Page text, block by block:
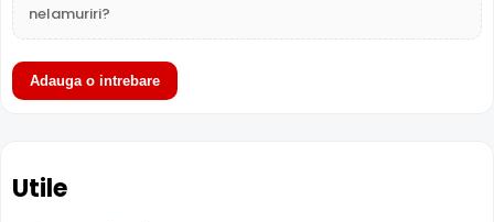
nelamuriri?
Adauga o intrebare
Utile